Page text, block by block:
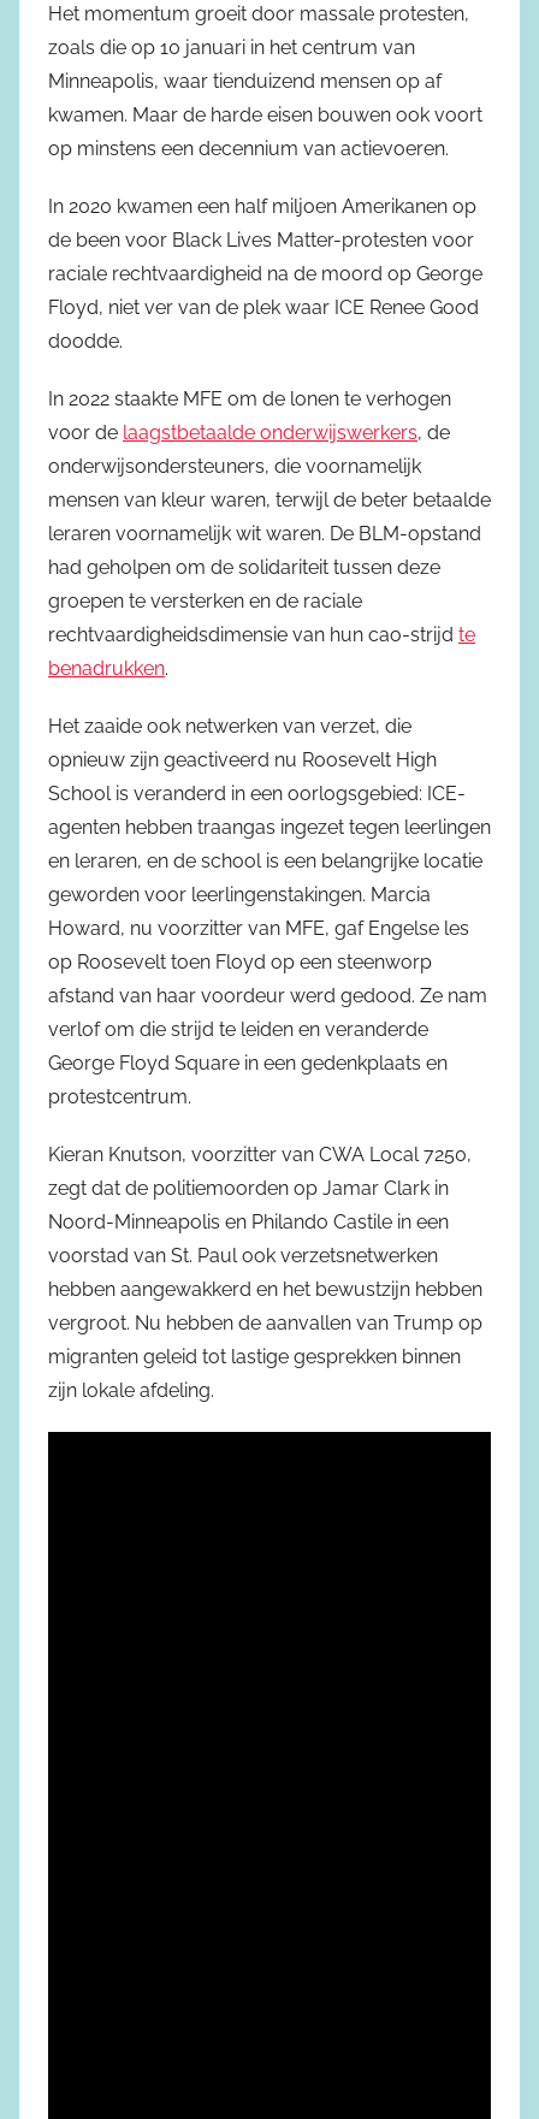
Het momentum groeit door massale protesten,
zoals die op 10 januari in het centrum van
Minneapolis, waar tienduizend mensen op af
kwamen. Maar de harde eisen bouwen ook voort
op minstens een decennium van actievoeren.
In 2020 kwamen een half miljoen Amerikanen op
de been voor Black Lives Matter-protesten voor
raciale rechtvaardigheid na de moord op George
Floyd, niet ver van de plek waar ICE Renee Good
doodde.
In 2022 staakte MFE om de lonen te verhogen
voor de laagstbetaalde onderwijswerkers, de
onderwijsondersteuners, die voornamelijk
mensen van kleur waren, terwijl de beter betaalde
leraren voornamelijk wit waren. De BLM-opstand
had geholpen om de solidariteit tussen deze
groepen te versterken en de raciale
rechtvaardigheidsdimensie van hun cao-strijd te
benadrukken.
Het zaaide ook netwerken van verzet, die
opnieuw zijn geactiveerd nu Roosevelt High
School is veranderd in een oorlogsgebied: ICE-
agenten hebben traangas ingezet tegen leerlingen
en leraren, en de school is een belangrijke locatie
geworden voor leerlingenstakingen. Marcia
Howard, nu voorzitter van MFE, gaf Engelse les
op Roosevelt toen Floyd op een steenworp
afstand van haar voordeur werd gedood. Ze nam
verlof om die strijd te leiden en veranderde
George Floyd Square in een gedenkplaats en
protestcentrum.
Kieran Knutson, voorzitter van CWA Local 7250,
zegt dat de politiemoorden op Jamar Clark in
Noord-Minneapolis en Philando Castile in een
voorstad van St. Paul ook verzetsnetwerken
hebben aangewakkerd en het bewustzijn hebben
vergroot. Nu hebben de aanvallen van Trump op
migranten geleid tot lastige gesprekken binnen
zijn lokale afdeling.